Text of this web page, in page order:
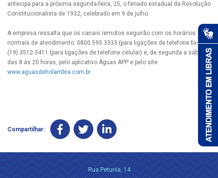
antecipa para a próxima segunda-feira, 25, o feriado estadual da Revolução
Constitucionalista de 1932, celebrado em 9 de julho.
A empresa ressalta que os canais remotos seguirão com os horários
normais de atendimento: 0800 595 3333 (para ligações de telefone fixo) e
(19) 3512-3411 (para ligações de telefone celular) e, de segunda a sábado,
das 8 às 20 horas, pelo aplicativo Águas APP e pelo site
www.aguasdeholambra.com.br.
Compartilhar:
Rua Petunia, 14